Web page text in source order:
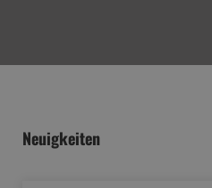
Neuigkeiten